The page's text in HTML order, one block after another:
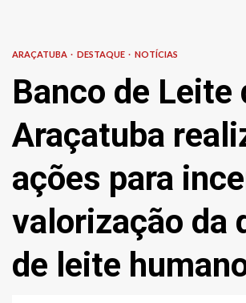
ARAÇATUBA DESTAQUE NOTÍCIAS
Banco de Leite
Araçatuba
ações para
valorização da
de leite